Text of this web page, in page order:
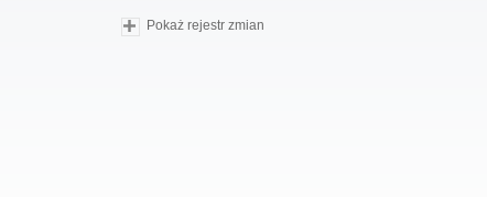
Pokaż rejestr zmian